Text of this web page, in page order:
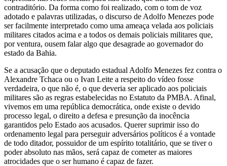
contraditório. Da forma como foi realizado, com o tom de voz
adotado e palavras utilizadas, o discurso de Adolfo Menezes pode
ser facilmente interpretado como uma ameaça velada aos policiais
militares citados acima e a todos os demais policiais militares que,
por ventura, ousem falar algo que desagrade ao governador do
estado da Bahia.
Se a acusação que o deputado estadual Adolfo Menezes fez contra o
Alexandre Tchaca ou o Ivan Leite a respeito do vídeo fosse
verdadeira, o que não é, o que deveria ser aplicado aos policiais
militares são as regras estabelecidas no Estatuto da PMBA. Afinal,
vivemos em uma república democrática, onde existe o devido
processo legal, o direito a defesa e presunção da inocência
garantidos pelo Estado aos acusados. Querer suprimir isso do
ordenamento legal para perseguir adversários políticos é a vontade
de todo ditador, possuidor de um espírito totalitário, que se tiver o
poder absoluto nas mãos, será capaz de cometer as maiores
atrocidades que o ser humano é capaz de fazer.